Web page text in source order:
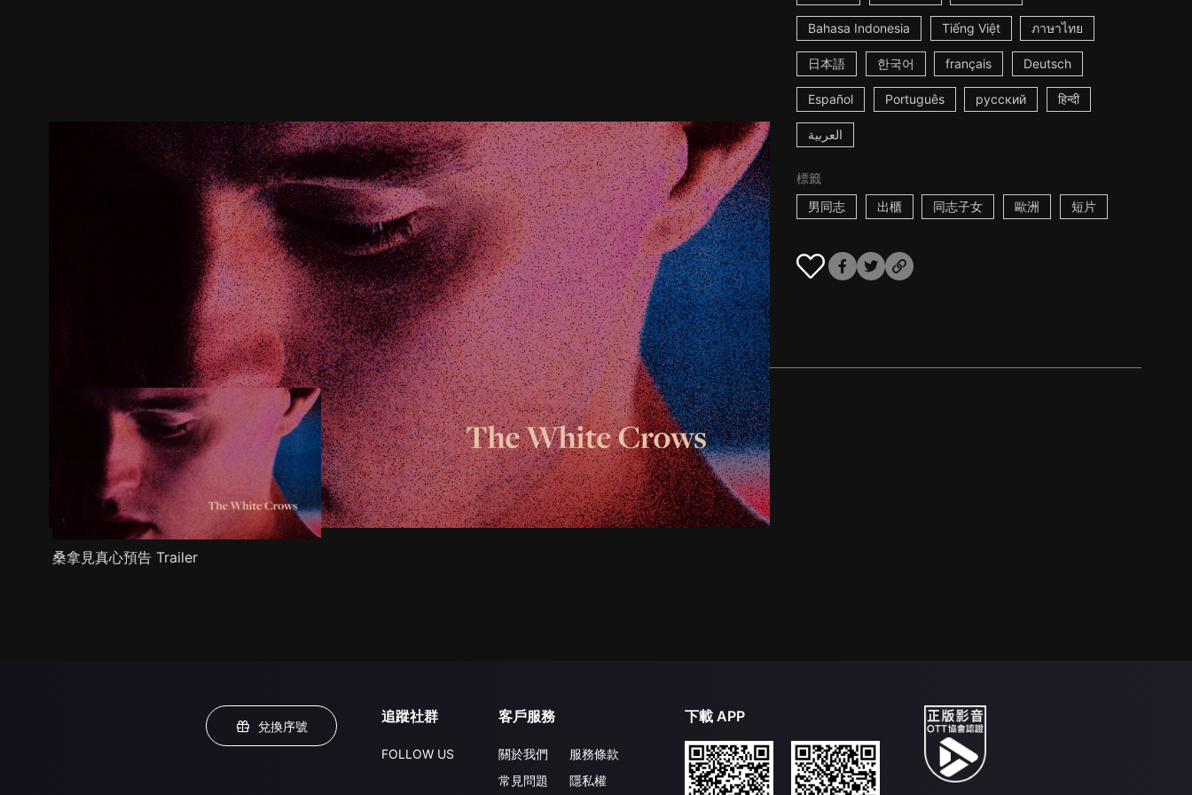
Bahasa Indonesia Tiếng Việt ภาษาไทย
日本語 한국어 français Deutsch
Español Português русский हिन्दी
العربية
標籤
男同志
出櫃 同志子女 歐洲 短片
推薦影片 劇情介紹
桑拿見真心預告 Trailer
兌換序號
追蹤社群
FOLLOW US
客戶服務
關於我們
常見問題
服務條款
隱私權
下載 APP